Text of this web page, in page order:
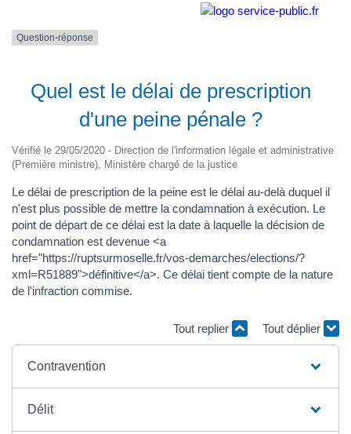
Question-réponse
Quel est le délai de prescription
d'une peine pénale ?
Vérifié le 29/05/2020 - Direction de l'information légale et administrative
(Première ministre), Ministère chargé de la justice
Le délai de prescription de la peine est le délai au-delà duquel il
n'est plus possible de mettre la condamnation à exécution. Le
point de départ de ce délai est la date à laquelle la décision de
condamnation est devenue <a
href="https://ruptsurmoselle.fr/vos-demarches/elections/?
xml=R51889">définitive</a>. Ce délai tient compte de la nature
de l'infraction commise.
Tout replier Tout déplier
Contravention
Délit